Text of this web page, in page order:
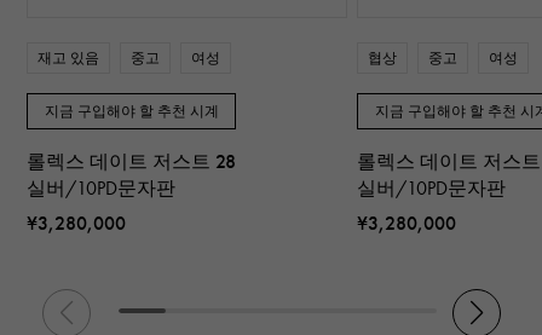
재고 있음 중고 여성
지금 구입해야 할 추천 시계
롤렉스 데이트 저스트 28
실버/10PD문자판
¥3,280,000
협상 중고 여성
지금 구입해야 할 추천 시
롤렉스 데이트 저스
실버/10PD문자판
¥3,280,000